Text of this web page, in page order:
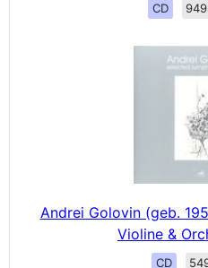
CD
Andrei Golovin (geb.
Violine &
CD